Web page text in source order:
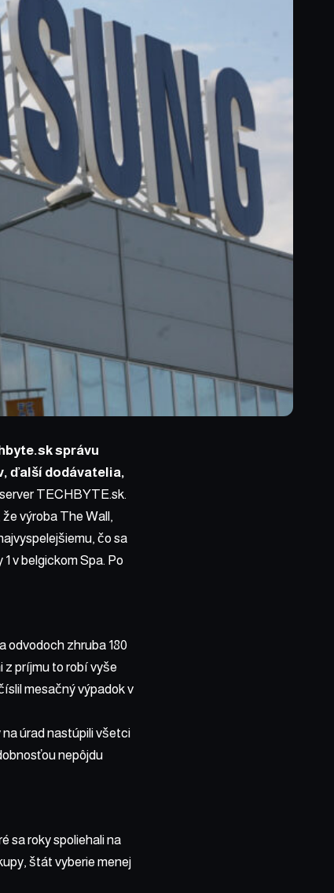
správu
ďalší dodávatelia,
server TECHBYTE.sk.
výroba The Wall,
čo sa
v belgickom Spa. Po
odvodoch zhruba 180
z príjmu to robí vyše
mesačný výpadok v
úrad nastúpili všetci
nepôjdu
sa roky spoliehali na
štát vyberie menej